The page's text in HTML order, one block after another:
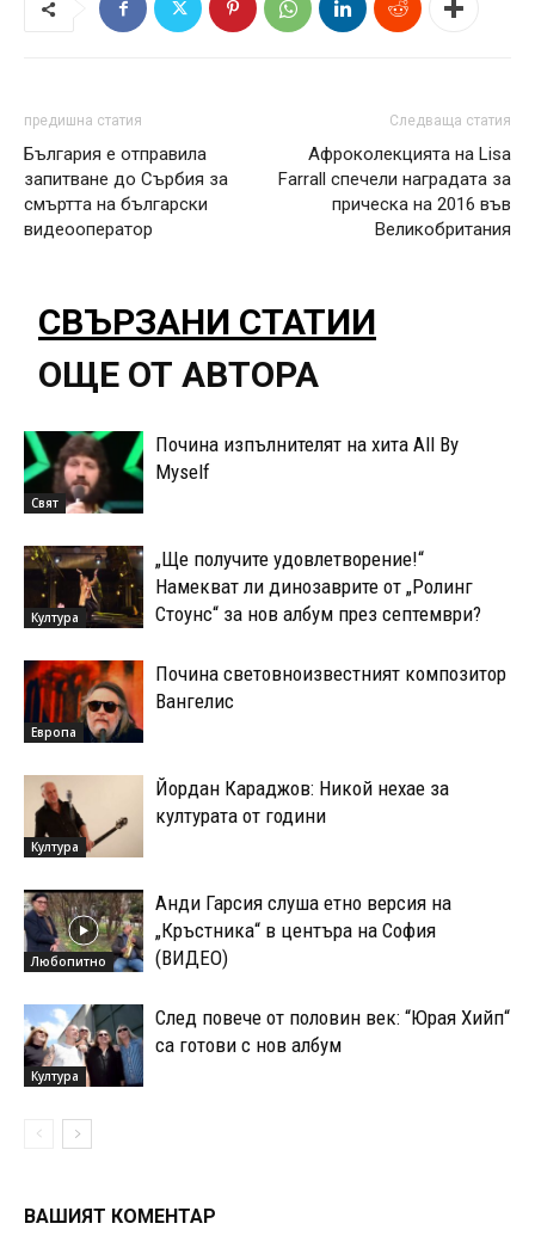
предишна статия
България е отправила
запитване до Сърбия за
смъртта на български
видеооператор
Следваща статия
Афроколекцията на Lisa
Farrall спечели наградата за
прическа на 2016 във
Великобритания
СВЪРЗАНИ СТАТИИ
ОЩЕ ОТ АВТОРА
Свят
Почина изпълнителят на хита All By
Myself
Култура
„Ще получите удовлетворение!“
Намекват ли динозаврите от „Ролинг
Стоунс“ за нов албум през септември?
Европа
Почина световноизвестният композитор
Вангелис
Култура
Йордан Караджов: Никой нехае за
културата от години
Любопитно
Анди Гарсия слуша етно версия на
„Кръстника“ в центъра на София
(ВИДЕО)
Култура
След повече от половин век: “Юрая Хийп“
са готови с нов албум
ВАШИЯТ КОМЕНТАР